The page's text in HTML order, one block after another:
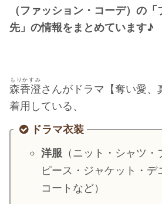
【よく検索されてる男性芸能
・目黒蓮
・赤楚衛二
・木村拓哉（キムタク）
・佐藤健
玉森裕太
岡田将生
（ファッション・コーデ）の
先」の情報をまとめています♪
森香澄
もりかすみ
さんがドラマ【奪い愛、
着用している、
ドラマ衣装
洋服 （ニット・シャツ
ピース・ジャケット・デ
コートなど）